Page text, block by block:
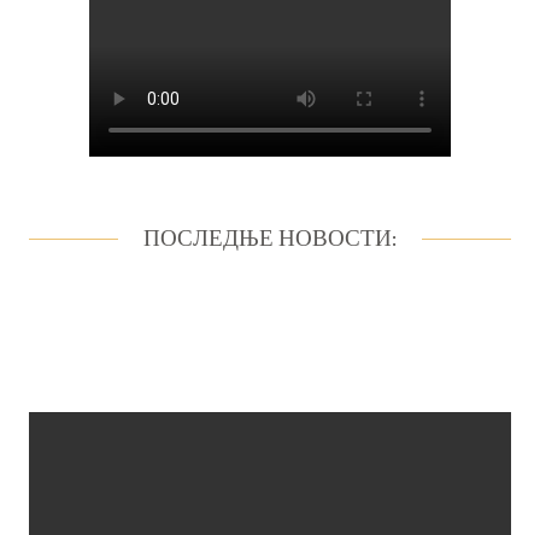
ПОСЛЕДЊЕ НОВОСТИ: